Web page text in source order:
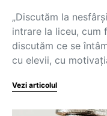
„Discutăm la
intrare la liceu, cum
discutăm ce se
cu elevii, cu
Vezi articolul